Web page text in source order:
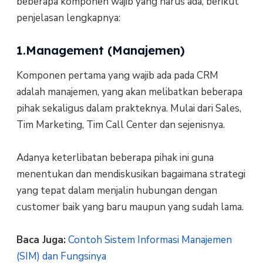
penjelasan lengkapnya:
1.Management (Manajemen)
Komponen pertama yang wajib ada pada CRM
adalah manajemen, yang akan melibatkan beberapa
pihak sekaligus dalam prakteknya. Mulai dari Sales,
Tim Marketing, Tim Call Center dan sejenisnya.
Adanya keterlibatan beberapa pihak ini guna
menentukan dan mendiskusikan bagaimana strategi
yang tepat dalam menjalin hubungan dengan
customer baik yang baru maupun yang sudah lama.
Baca Juga:Contoh Sistem Informasi Manajemen
(SIM) dan Fungsinya